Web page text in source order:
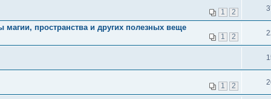
1 2
пространства и других полезных веще
1 2
1 2